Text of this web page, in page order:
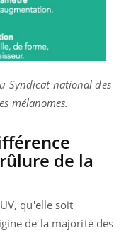
Syndicat national des
mélanomes.
de la
qu'elle soit
de la majorité des